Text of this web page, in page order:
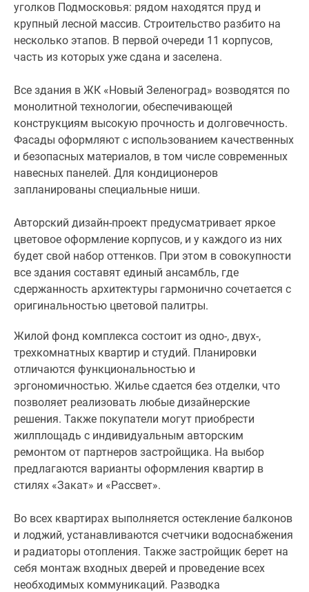
уголков Подмосковья: рядом находятся пруд и
крупный лесной массив. Строительство разбито на
несколько этапов. В первой очереди 11 корпусов,
часть из которых уже сдана и заселена.
Все здания в ЖК «Новый Зеленоград» возводятся по
монолитной технологии, обеспечивающей
конструкциям высокую прочность и долговечность.
Фасады оформляют с использованием качественных
и безопасных материалов, в том числе современных
навесных панелей. Для кондиционеров
запланированы специальные ниши.
Авторский дизайн-проект предусматривает яркое
цветовое оформление корпусов, и у каждого из них
будет свой набор оттенков. При этом в совокупности
все здания составят единый ансамбль, где
сдержанность архитектуры гармонично сочетается с
оригинальностью цветовой палитры.
Жилой фонд комплекса состоит из одно-, двух-,
трехкомнатных квартир и студий. Планировки
отличаются функциональностью и
эргономичностью. Жилье сдается без отделки, что
позволяет реализовать любые дизайнерские
решения. Также покупатели могут приобрести
жилплощадь с индивидуальным авторским
ремонтом от партнеров застройщика. На выбор
предлагаются варианты оформления квартир в
стилях «Закат» и «Рассвет».
Во всех квартирах выполняется остекление балконов
и лоджий, устанавливаются счетчики водоснабжения
и радиаторы отопления. Также застройщик берет на
себя монтаж входных дверей и проведение всех
необходимых коммуникаций. Разводка